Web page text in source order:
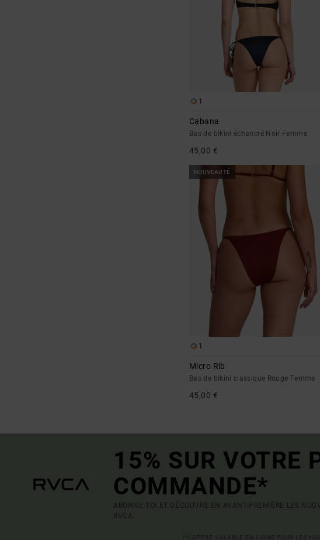
1
Cabana
Bas de bikini échancré Noir Femme
45,00 €
NOUVEAUTÉ
1
Micro Rib
Bas de bikini classique Rouge Femme
45,00 €
15% SUR VOTRE
COMMANDE*
ABONNE-TOI ET DÉCOUVRE EN AVANT-PREMIÈRE LES
RVCA.